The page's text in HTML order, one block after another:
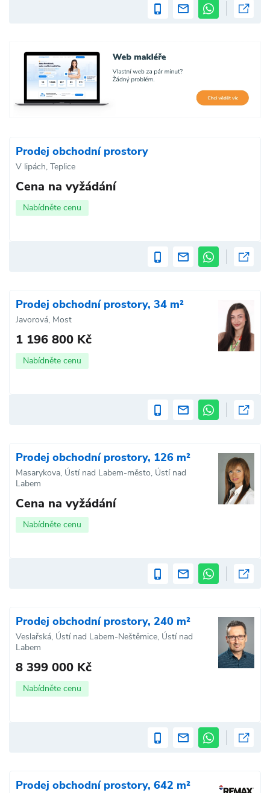
Prodej obchodní prostory
V lipách, Teplice
Cena na vyžádání
Nabídněte cenu
Prodej obchodní prostory, 34 m²
Javorová, Most
1 196 800 Kč
Nabídněte cenu
Prodej obchodní prostory, 126 m²
Masarykova, Ústí nad Labem-město, Ústí nad
Labem
Cena na vyžádání
Nabídněte cenu
Prodej obchodní prostory, 240 m²
Veslařská, Ústí nad Labem-Neštěmice, Ústí nad
Labem
8 399 000 Kč
Nabídněte cenu
Prodej obchodní prostory, 642 m²